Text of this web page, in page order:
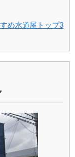
め水道屋トップ3